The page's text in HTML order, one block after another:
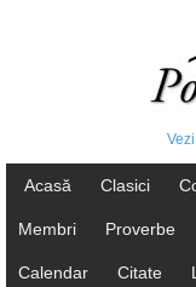
Acasă Clasici
Membri Proverbe
Calendar Citate